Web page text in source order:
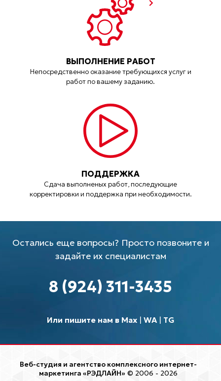
ВЫПОЛНЕНИЕ РАБОТ
Непосредственно оказание требующихся услуг и
работ по вашему заданию.
ПОДДЕРЖКА
Сдача выполненых работ, последующие
корректировки и поддержка при необходимости.
Остались еще вопросы? Просто позвоните и
задайте их специалистам
8 (924) 311-3435
Или пишите нам в Max| WA| TG
Веб-студия и агентство комплексного интернет-
маркетинга «РЭДЛАЙН» © 2006 - 2026